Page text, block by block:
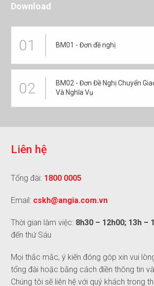
Download
01 BM01 - Đơn đề nghị
02
BM02 - Đơn Đề Nghị Chuyển
Và Nghĩa Vụ
Liên hệ
Tổng đài: 1800 0005
Email: cskh@angia.com.vn
Thời gian làm việc: 8h30 – 12h00; 13h –
đến thứ Sáu
Mọi thắc mắc, ý kiến đóng góp xin vui
tổng đài hoặc bằng cách điền thông tin
Chúng tôi sẽ liên hệ với quý khách trong